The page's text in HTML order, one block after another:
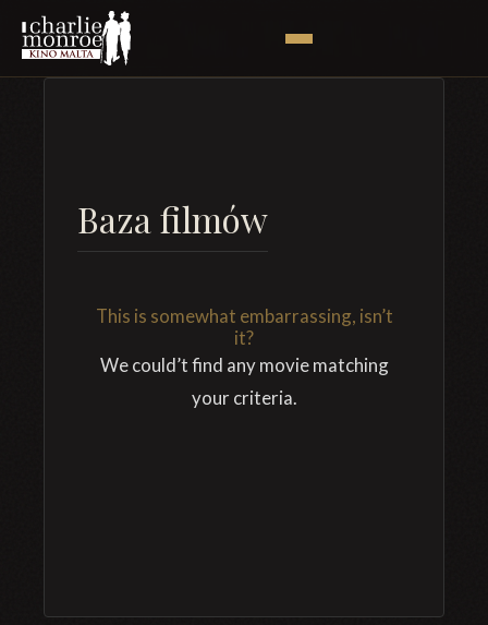
Baza filmów
This is somewhat embarrassing, isn’t
it?
We could’t find any movie matching
your criteria.